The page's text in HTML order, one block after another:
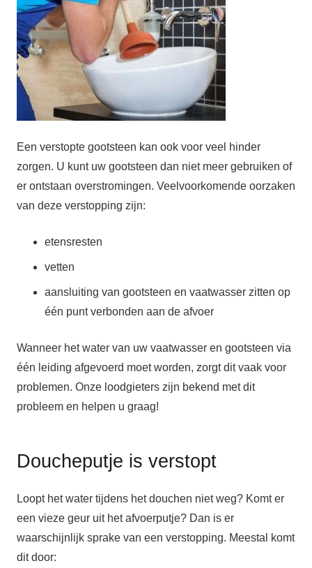
Een verstopte gootsteen kan ook voor veel hinder
zorgen. U kunt uw gootsteen dan niet meer gebruiken of
er ontstaan overstromingen. Veelvoorkomende oorzaken
van deze verstopping zijn:
etensresten
vetten
aansluiting van gootsteen en vaatwasser zitten op
één punt verbonden aan de afvoer
Wanneer het water van uw vaatwasser en gootsteen via
één leiding afgevoerd moet worden, zorgt dit vaak voor
problemen. Onze loodgieters zijn bekend met dit
probleem en helpen u graag!
Doucheputje is verstopt
Loopt het water tijdens het douchen niet weg? Komt er
een vieze geur uit het afvoerputje? Dan is er
waarschijnlijk sprake van een verstopping. Meestal komt
dit door: